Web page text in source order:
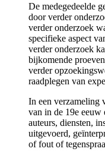
De medegedeelde
door verder
verder onderzoek
specifieke aspect
verder onderzoek
bijkomende
verder
raadplegen van
In een verzameling
van in de 19e eeuw
auteurs, diensten,
uitgevoerd,
of fout of